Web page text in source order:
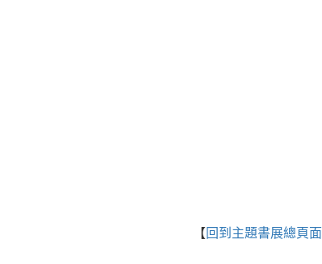
【 回到主題書展總頁面